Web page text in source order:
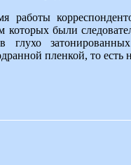
работы
которых были
в глухо
пленкой, то есть